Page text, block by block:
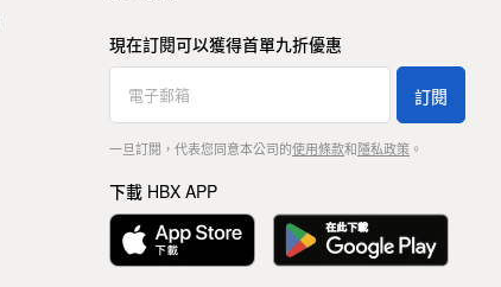
現在訂閱可以獲得首單九折優惠
訂閱
一旦訂閱，代表您同意本公司的使用條款和隱私政策。
下載 HBX APP